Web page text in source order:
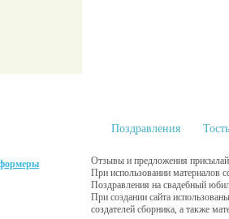
Поздравления
Отзывы и предложения
При использовании материалов
Поздравления на свадебный
При создании сайта
создателей сборника, а также